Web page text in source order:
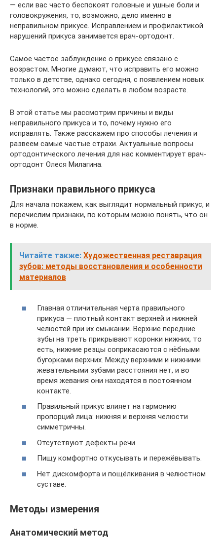
— если вас часто беспокоят головные и ушные боли и
головокружения, то, возможно, дело именно в
неправильном прикусе. Исправлением и профилактикой
нарушений прикуса занимается врач-ортодонт.
Самое частое заблуждение о прикусе связано с
возрастом. Многие думают, что исправить его можно
только в детстве, однако сегодня, с появлением новых
технологий, это можно сделать в любом возрасте.
В этой статье мы рассмотрим причины и виды
неправильного прикуса и то, почему нужно его
исправлять. Также расскажем про способы лечения и
развеем самые частые страхи. Актуальные вопросы
ортодонтического лечения для нас комментирует врач-
ортодонт Олеся Милагина.
Признаки правильного прикуса
Для начала покажем, как выглядит нормальный прикус, и
перечислим признаки, по которым можно понять, что он
в норме.
Читайте также: Художественная реставрация
зубов: методы восстановления и особенности
материалов
Главная отличительная черта правильного
прикуса — плотный контакт верхней и нижней
челюстей при их смыкании. Верхние передние
зубы на треть прикрывают коронки нижних, то
есть, нижние резцы соприкасаются с нёбными
бугорками верхних. Между верхними и нижними
жевательными зубами расстояния нет, и во
время жевания они находятся в постоянном
контакте.
Правильный прикус влияет на гармонию
пропорций лица: нижняя и верхняя челюсти
симметричны.
Отсутствуют дефекты речи.
Пищу комфортно откусывать и пережёвывать.
Нет дискомфорта и пощёлкивания в челюстном
суставе.
Методы измерения
Анатомический метод